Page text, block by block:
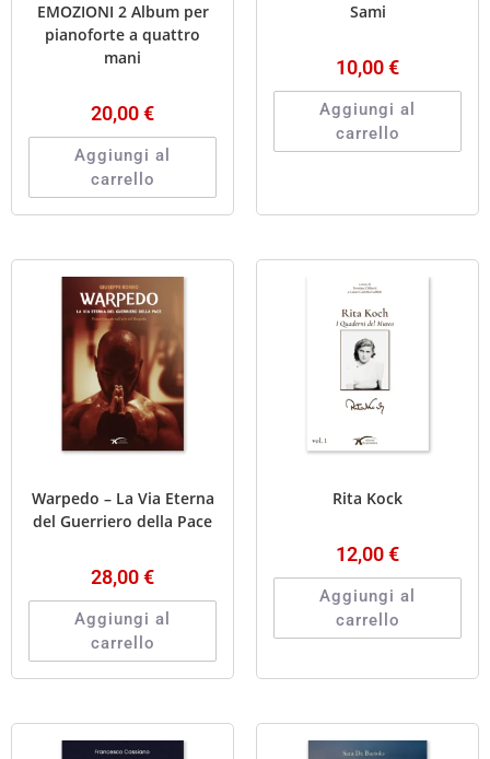
EMOZIONI 2 Album per
pianoforte a quattro
mani
20,00€
Aggiungi al
carrello
Sami
10,00€
Aggiungi al
carrello
Warpedo – La Via Eterna
del Guerriero della Pace
28,00€
Aggiungi al
carrello
Rita Kock
12,00€
Aggiungi al
carrello